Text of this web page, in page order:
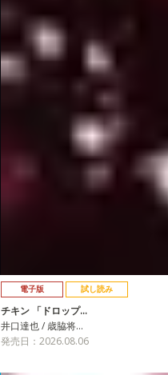
電子版 試し読み
チキン 「ドロップ…
井口達也 / 歳脇将…
発売日：2026.08.06